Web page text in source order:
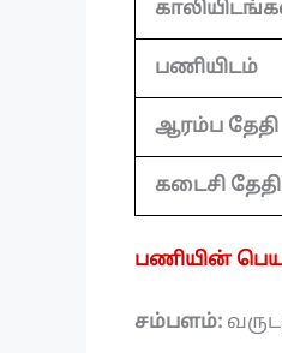
பணியிடம்
ஆரம்ப தேதி
கடைசி தேதி
பணியின் பெயர்:
சம்பளம்: